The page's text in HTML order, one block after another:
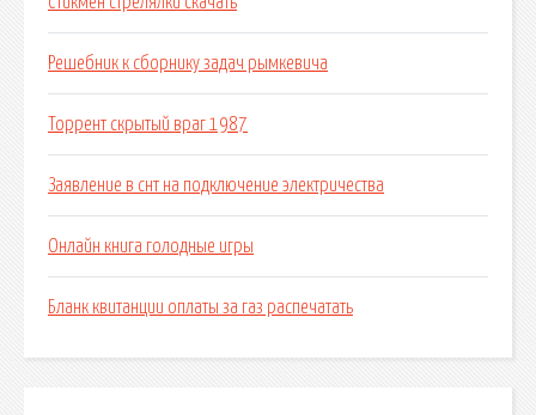
Решебник к сборнику задач рымкевича
Торрент скрытый враг 1987
Заявление в снт на подключение электричества
Онлайн книга голодные игры
Бланк квитанции оплаты за газ распечатать